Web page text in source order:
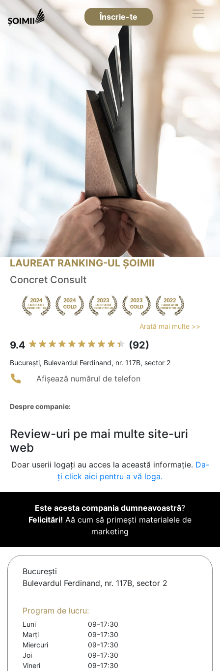
Înscrie-te
LAUREAT RANKING-UL ȘOIMII
Concret Consult
Arată mai multe >>
9.4 (92)
Bucureşti, Bulevardul Ferdinand, nr. 117B, sector 2
Afișează numărul de telefon
Despre companie:
Review-uri pe mai multe site-uri
web
Doar userii logați au acces la această informație. Da-
ți click aici pentru a vă loga.
Este acesta compania dumneavoastră?
Felicitări! Aă cum să primești materialele de
marketing
Bucureşti
Bulevardul Ferdinand, nr. 117B, sector 2
Program de lucru:
Luni
09–17:30
Marți
09–17:30
Miercuri
09–17:30
Joi
09–17:30
Vineri
09–17:30